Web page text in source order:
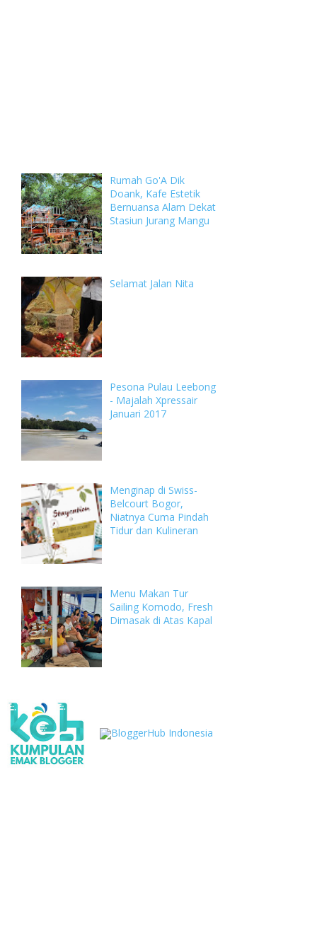
Rumah Go'A Dik
Doank, Kafe Estetik
Bernuansa Alam Dekat
Stasiun Jurang Mangu
Selamat Jalan Nita
Pesona Pulau Leebong
- Majalah Xpressair
Januari 2017
Menginap di Swiss-
Belcourt Bogor,
Niatnya Cuma Pindah
Tidur dan Kulineran
Menu Makan Tur
Sailing Komodo, Fresh
Dimasak di Atas Kapal